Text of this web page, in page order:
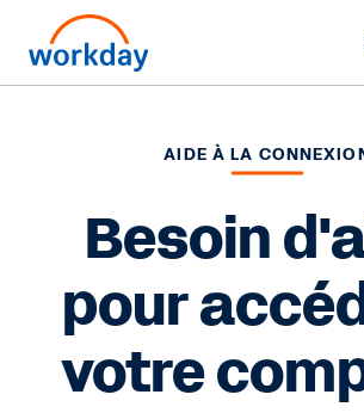
AIDE À LA
Besoin
pour
votre